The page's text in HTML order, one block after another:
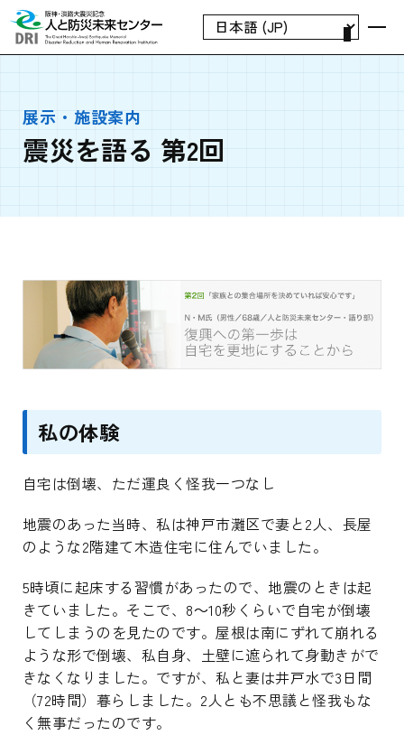
展示・施設案内
震災を語る 第2回
私の体験
自宅は倒壊、ただ運良く怪我一つなし
地震のあった当時、私は神戸市灘区で妻と2人、長屋
のような2階建て木造住宅に住んでいました。
5時頃に起床する習慣があったので、地震のときは起
きていました。そこで、8～10秒くらいで自宅が倒壊
してしまうのを見たのです。屋根は南にずれて崩れる
ような形で倒壊、私自身、土壁に遮られて身動きがで
きなくなりました。ですが、私と妻は井戸水で3日間
（72時間）暮らしました。2人とも不思議と怪我もな
く無事だったのです。